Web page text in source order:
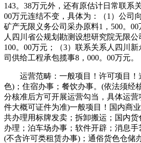
143。38万元外，还有原估计日常联系
00万元连结不变，具体为：（1）公司
矿产无限义务公司采办原料1，500。
人四川省公规划勘测设想研究院无限
100。00万元；（3）联系关系人四川
司供给工程承包揽事8，000。00万元。
运营范畴：一般项目！许可项目！
色)；住宿办事；餐饮办事。(依法须经
分核准后方可开展运营勾当，具体运
件大概可证件为准)一般项目！国内商
共办理用标牌发卖；拆卸搬运；国内
办理；泊车场办事；软件开辟；消息
(不含许可类租赁办事)；通俗货色仓储